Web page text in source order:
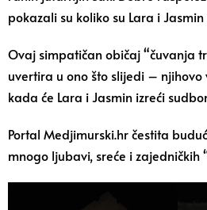
pokazali su koliko su Lara i Jasmin
Ovaj simpatičan običaj “čuvanja
uvertira u ono što slijedi – njihovo
kada će Lara i Jasmin izreći
Portal Medjimurski.hr čestita
mnogo ljubavi, sreće i zajedničkih